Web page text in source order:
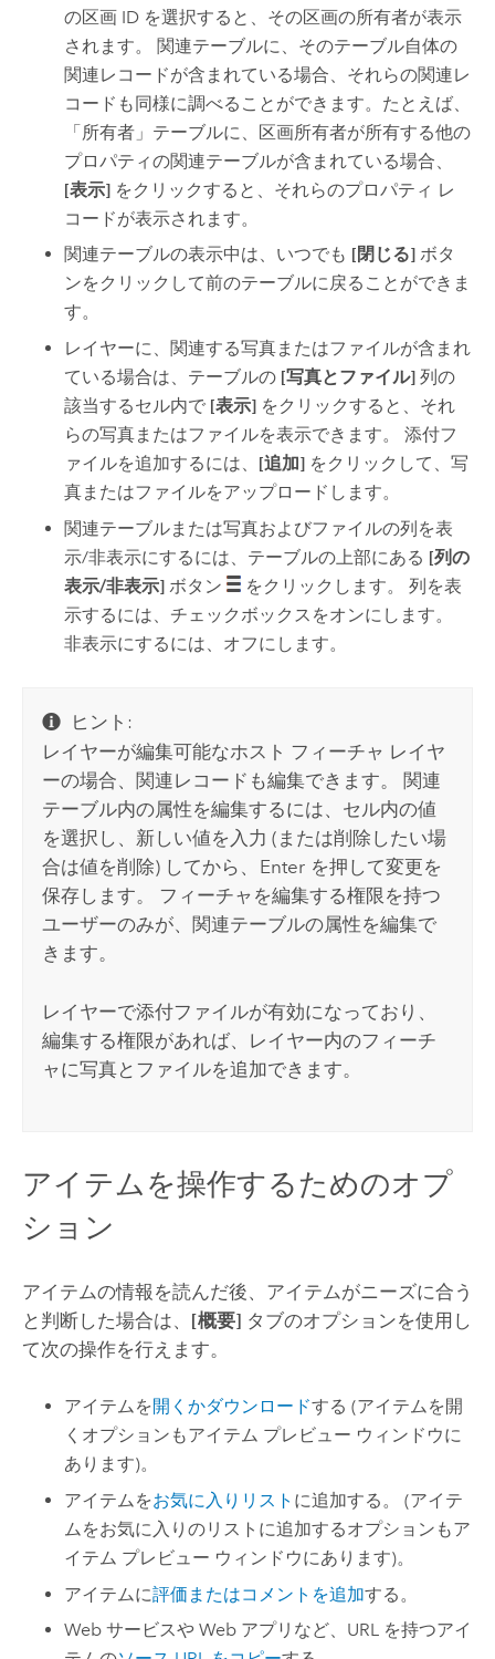
の区画 ID を選択すると、その区画の所有者が表示
されます。 関連テーブルに、そのテーブル自体の
関連レコードが含まれている場合、それらの関連レ
コードも同様に調べることができます。たとえば、
「所有者」テーブルに、区画所有者が所有する他の
プロパティの関連テーブルが含まれている場合、
[表示] をクリックすると、それらのプロパティ レ
コードが表示されます。
関連テーブルの表示中は、いつでも [閉じる] ボタ
ンをクリックして前のテーブルに戻ることができま
す。
レイヤーに、関連する写真またはファイルが含まれ
ている場合は、テーブルの [写真とファイル] 列の
該当するセル内で [表示] をクリックすると、それ
らの写真またはファイルを表示できます。 添付フ
ァイルを追加するには、 [追加] をクリックして、写
真またはファイルをアップロードします。
関連テーブルまたは写真およびファイルの列を表
示/非表示にするには、テーブルの上部にある [列の
表示/非表示] ボタン
をクリックします。 列を表
示するには、チェックボックスをオンにします。
非表示にするには、オフにします。
ヒント:
レイヤーが編集可能なホスト フィーチャ レイヤ
ーの場合、関連レコードも編集できます。 関連
テーブル内の属性を編集するには、セル内の値
を選択し、新しい値を入力 (または削除したい場
合は値を削除) してから、 Enter を押して変更を
保存します。 フィーチャを編集する権限を持つ
ユーザーのみが、関連テーブルの属性を編集で
きます。
レイヤーで添付ファイルが有効になっており、
編集する権限があれば、レイヤー内のフィーチ
ャに写真とファイルを追加できます。
アイテムを操作するためのオプ
ション
アイテムの情報を読んだ後、アイテムがニーズに合う
と判断した場合は、 [概要] タブのオプションを使用し
て次の操作を行えます。
アイテムを開くかダウンロードする (アイテムを開
くオプションもアイテム プレビュー ウィンドウに
あります)。
アイテムをお気に入りリスト に追加する。 (アイテ
ムをお気に入りのリストに追加するオプションもア
イテム プレビュー ウィンドウにあります)。
アイテムに評価またはコメントを追加する。
Web サービスや Web アプリなど、URL を持つアイ